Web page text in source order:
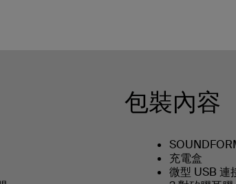
包裝內容
充電盒
微型 USB 連